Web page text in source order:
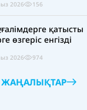
2026 156
қатысты
өзгеріс енгізді
2026 974
ЖАҢАЛЫҚТАР